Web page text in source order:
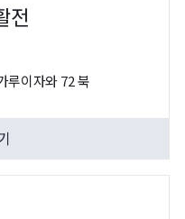
전
루이자와 72 북